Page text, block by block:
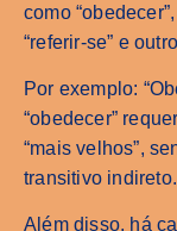
como
“referir-se” e
Por exemplo:
“obedecer”
“mais velhos”,
transitivo indireto.
Além disso, há